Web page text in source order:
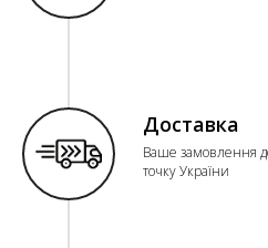
Доставка
Ваше замовлення
точку України